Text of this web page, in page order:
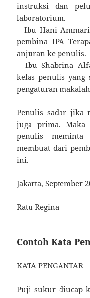
instruksi dan
laboratorium.
– Ibu Hani
pembina IPA
anjuran ke penulis.
– Ibu Shabrina
kelas penulis yang
pengaturan
Penulis sadar jika
juga prima.
penulis
membuat dari
ini.
Jakarta, September
Ratu Regina
Contoh Kata
KATA PENGANTAR
Puji sukur diucap